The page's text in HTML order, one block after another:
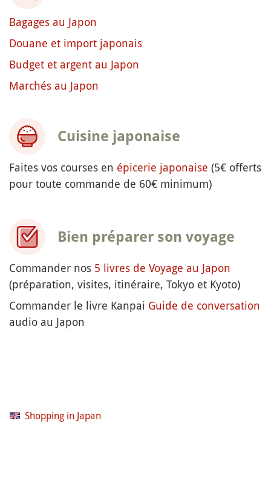
Bagages au Japon
Douane et import japonais
Budget et argent au Japon
Marchés au Japon
Cuisine japonaise
Faites vos courses en épicerie japonaise (5€ offerts
pour toute commande de 60€ minimum)
Bien préparer son voyage
Commander nos 5 livres de Voyage au Japon
(préparation, visites, itinéraire, Tokyo et Kyoto)
Commander le livre Kanpai Guide de conversation
audio au Japon
Shopping in Japan